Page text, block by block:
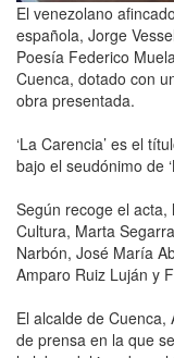
El venezolano
española, Jorge
Poesía Federico
Cuenca, dotado con
obra presentada.
‘La Carencia’ es el
bajo el seudónimo de
Según recoge el
Cultura, Marta
Narbón, José María
Amparo Ruiz Luján y
El alcalde de
de prensa en la que